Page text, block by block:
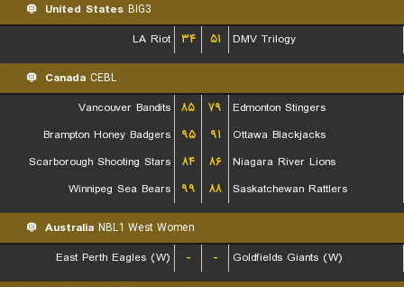
United States BIG3
LA Riot
۳۴ ۵۱ DMV Trilogy
Canada CEBL
Vancouver Bandits
۸۵ ۷۹
Edmonton Stingers
Brampton Honey Badgers
۹۵ ۹۱
Ottawa Blackjacks
Scarborough Shooting Stars
۸۴ ۸۶
Niagara River Lions
Winnipeg Sea Bears
۹۹ ۸۸ Saskatchewan Rattlers
Australia NBL1 West Women
East Perth Eagles (W)
- - Goldfields Giants (W)